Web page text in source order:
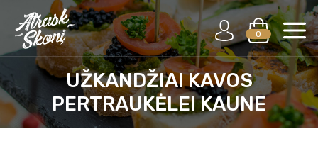
0
UŽKANDŽIAI KAVOS
PERTRAUKĖLEI KAUNE